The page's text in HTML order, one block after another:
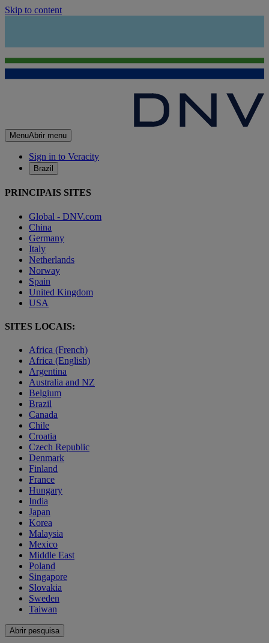
Skip to content
MenuAbrir menu
Sign in to Veracity
Brazil
PRINCIPAIS SITES
Global - DNV.com
China
Germany
Italy
Netherlands
Norway
Spain
United Kingdom
USA
SITES LOCAIS:
Africa (French)
Africa (English)
Argentina
Australia and NZ
Belgium
Brazil
Canada
Chile
Croatia
Czech Republic
Denmark
Finland
France
Hungary
India
Japan
Korea
Malaysia
Mexico
Middle East
Poland
Singapore
Slovakia
Sweden
Taiwan
Abrir pesquisa